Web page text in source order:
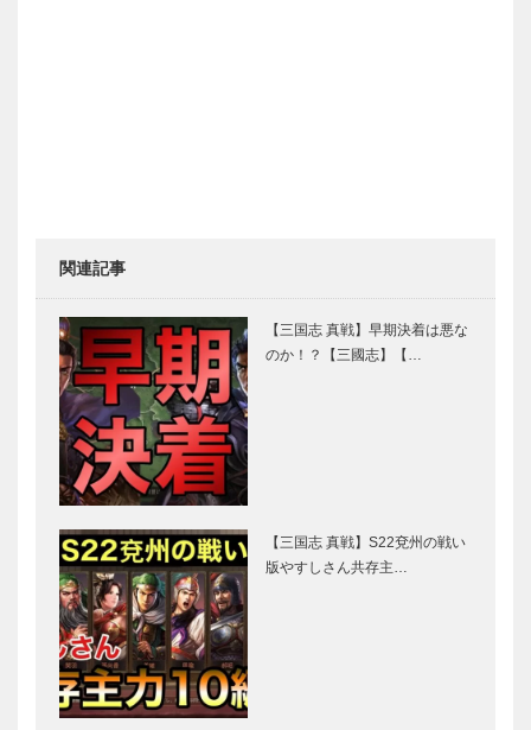
関連記事
【三国志 真戦】早期決着は悪な
のか！？【三國志】【…
【三国志 真戦】S22兗州の戦い
版やすしさん共存主…